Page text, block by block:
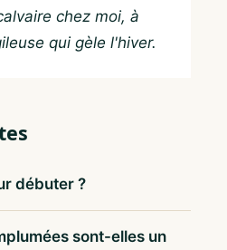
chez moi, à
qui gèle l'hiver.
débuter ?
sont-elles un